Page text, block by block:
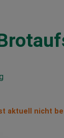
aktuell nicht